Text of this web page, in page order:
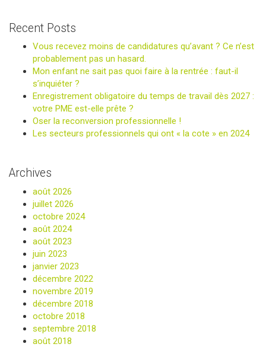
Recent Posts
Vous recevez moins de candidatures qu’avant ? Ce n’est
probablement pas un hasard.
Mon enfant ne sait pas quoi faire à la rentrée : faut-il
s’inquiéter ?
Enregistrement obligatoire du temps de travail dès 2027 :
votre PME est-elle prête ?
Oser la reconversion professionnelle !
Les secteurs professionnels qui ont « la cote » en 2024
Archives
août 2026
juillet 2026
octobre 2024
août 2024
août 2023
juin 2023
janvier 2023
décembre 2022
novembre 2019
décembre 2018
octobre 2018
septembre 2018
août 2018